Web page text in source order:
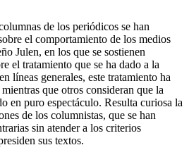
de los periódicos se han
el comportamiento de los medios
Julen, en los que se sostienen
el tratamiento que se ha dado a la
líneas generales, este tratamiento ha
que otros consideran que la
en puro espectáculo. Resulta curiosa la
de los columnistas, que se han
sin atender a los criterios
sus textos.